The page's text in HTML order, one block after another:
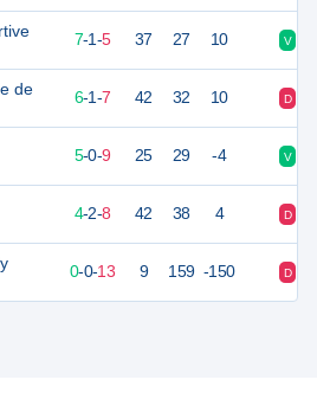
de
7-1-5 37 27 10 V
6-1-7 42 32 10 D
5-0-9 25 29 -4 V
4-2-8 42 38 4 D
0-0-13 9 159 -150 D